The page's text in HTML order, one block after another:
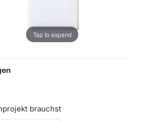
Tap to expand
brauchst